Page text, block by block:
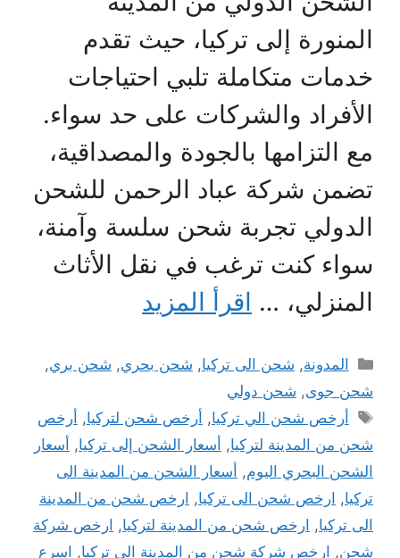
المنورة إلى تركيا، حيث تقدم
خدمات متكاملة تلبي احتياجات
الأفراد والشركات على حد سواء.
مع التزامها بالجودة والمصداقية،
تضمن شركة عباد الرحمن للشحن
الدولي تجربة شحن سلسة وآمنة،
سواء كنت ترغب في نقل الأثاث
المنزلي، … اقرأ المزيد
التصنيفات
المدونة, شحن الى تركيا, شحن بحري, شحن بري,
شحن جوى, شحن دولي
الوسوم
أرخص شحن الي تركيا, أرخص شحن لتركيا, أرخص
شحن من المدينة لتركيا, أسعار الشحن إلى تركيا, أسعار
الشحن البحري اليوم, أسعار الشحن من المدينة الى
تركيا, ارخص شحن الى تركيا, ارخص شحن من المدينة
الى تركيا, ارخص شحن من المدينة لتركيا, ارخص شركة
شحن, ارخص شركة شحن من المدينة الى تركيا, اسرع